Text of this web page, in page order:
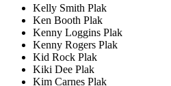
Kelly Smith Plak
Ken Booth Plak
Kenny Loggins Plak
Kenny Rogers Plak
Kid Rock Plak
Kiki Dee Plak
Kim Carnes Plak